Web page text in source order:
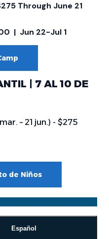
Through June 21
| Jun 22-Jul 1
| 7 AL 10 DE
– 21 jun.) - $275
de Niños
Español